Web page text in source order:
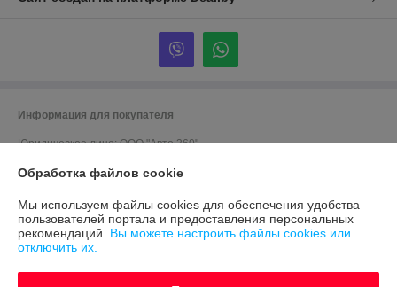
Информация для покупателя
Юридическое лицо:ООО "Авто 360"
УНП: 191635176
Регистрационный орган: Мингорисполком
Дата регистрации компании: 12.09.2012
Обработка файлов cookie
Мы используем файлы cookies для обеспечения удобства
пользователей портала и предоставления персональных
рекомендаций. Вы можете настроить файлы cookies или
отключить их.